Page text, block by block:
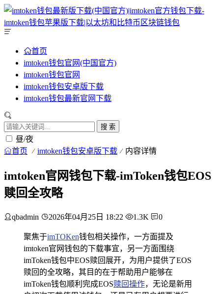
首页
imtoken钱包官网(中国官方)
imtoken钱包官网
imtoken钱包安卓版下载
imtoken钱包最新官网下载
搜 索
昼/夜
首页 imtoken钱包安卓版下载 内容详情
imtoken官网钱包下载-imToken钱包EOS
赎回全攻略
qbadmin 2026年04月25日 18:22 1.3K 0
聚焦于imTOKen钱包相关操作，一方面提及
imtoken官网钱包的下载事宜，另一方面围绕
imToken钱包中EOS赎回展开，为用户提供了EOS
赎回的全攻略，其目的在于帮助用户能够在
imToken钱包顺利完成EOS赎回操作，无论是新用